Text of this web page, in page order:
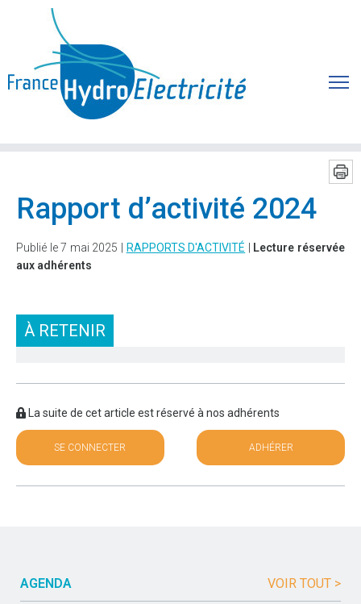
Rapport d’activité 2024
Publié le 7 mai 2025 | RAPPORTS D'ACTIVITÉ
Lecture réservée
aux adhérents
À RETENIR
La suite de cet article est réservé à nos adhérents
SE CONNECTER ADHÉRER
AGENDA VOIR TOUT >